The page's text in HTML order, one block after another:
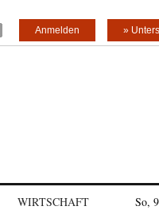
»
Anmelden
WIRTSCHAFT So,